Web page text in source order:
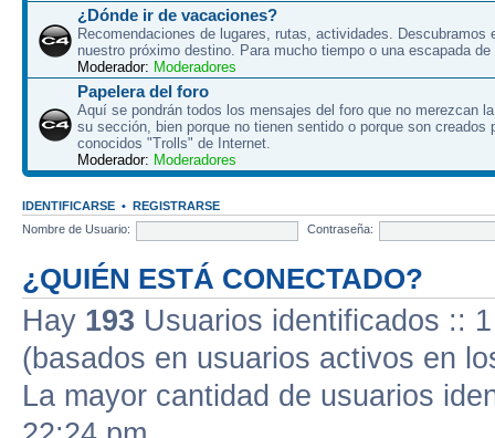
¿Dónde ir de vacaciones?
Recomendaciones de lugares, rutas, actividades. Descubramos
nuestro próximo destino. Para mucho tiempo o una escapada
Moderador: Moderadores
Papelera del foro
Aquí se pondrán todos los mensajes del foro que no merezcan
su sección, bien porque no tienen sentido o porque son creados
conocidos "Trolls" de Internet.
Moderador: Moderadores
IDENTIFICARSE • REGISTRARSE
Nombre de Usuario:
Contraseña:
¿QUIÉN ESTÁ CONECTADO?
Hay 193 Usuarios identificados ::
(basados en usuarios activos en
La mayor cantidad de usuarios